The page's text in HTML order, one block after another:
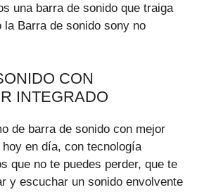
una barra de sonido que traiga
la Barra de sonido sony no
CON
INTEGRADO
de barra de sonido con mejor
en día, con tecnología
que no te puedes perder, que te
y escuchar un sonido envolvente